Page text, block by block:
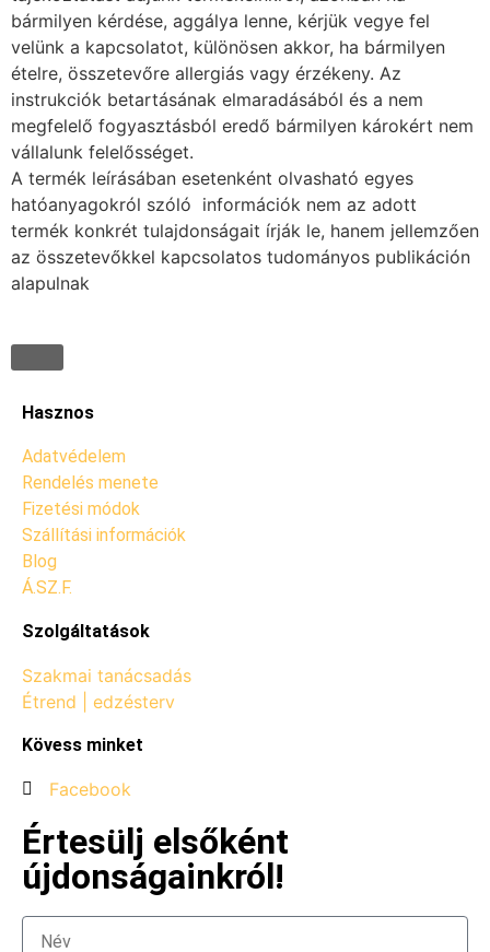
bármilyen kérdése, aggálya lenne, kérjük vegye fel
velünk a kapcsolatot, különösen akkor, ha bármilyen
ételre, összetevőre allergiás vagy érzékeny. Az
instrukciók betartásának elmaradásából és a nem
megfelelő fogyasztásból eredő bármilyen károkért nem
vállalunk felelősséget.
A termék leírásában esetenként olvasható egyes
hatóanyagokról szóló információk nem az adott
termék konkrét tulajdonságait írják le, hanem jellemzően
az összetevőkkel kapcsolatos tudományos publikáción
alapulnak
Hasznos
Adatvédelem
Rendelés menete
Fizetési módok
Szállítási információk
Blog
Á.SZ.F.
Szolgáltatások
Szakmai tanácsadás
Étrend | edzésterv
Kövess minket
Facebook
Értesülj elsőként
újdonságainkról!